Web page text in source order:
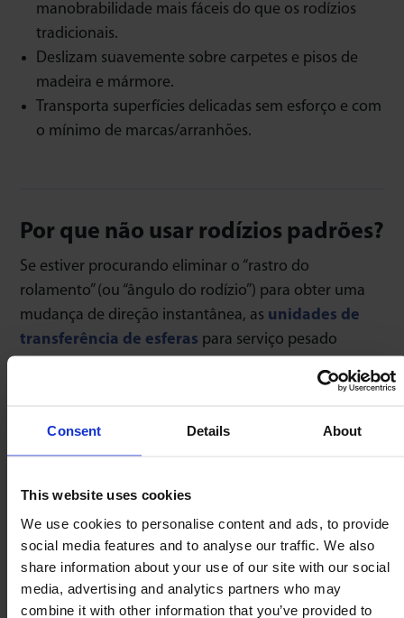
Consent Details About
This website uses cookies
We use cookies to personalise content and ads, to provide
social media features and to analyse our traffic. We also
share information about your use of our site with our social
media, advertising and analytics partners who may
combine it with other information that you’ve provided to
manobrabilidade mais fáceis do que os rodízios
tradicionais.
Deslizam suavemente sobre carpetes e pisos de
madeira e mármore.
Transporta superfícies delicadas sem esforço e com
o mínimo de marcas/arranhões.
Por que não usar rodízios padrões?
Se estiver procurando eliminar o “rastro do
rolamento” (ou “ângulo do rodízio”) para obter uma
mudança de direção instantânea, as unidades de
transferência de esferas para serviço pesado
capacidade de giro mais justa, manobrabilidade
precisa e mudança de direção mais rápida do que os
rolamentos convencionais.
Como instalar os rodízios?